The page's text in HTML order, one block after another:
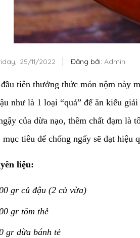
25/11/2022 Đăng bởi: Admin
tiên thưởng thức món nộm này
như là 1 loại “quả” để ăn kiểu
của dừa nạo, thêm chất đạm là
mục tiêu để chống ngấy sẽ đạt hiệu
liệu:
gr củ đậu (2 củ vừa)
gr tôm thẻ
gr dừa bánh tẻ